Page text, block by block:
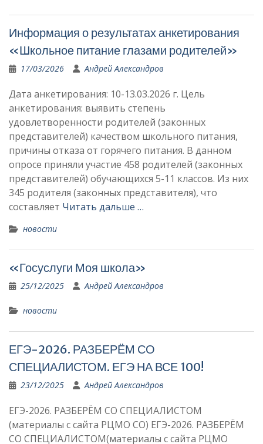
Информация о результатах анкетирования
«Школьное питание глазами родителей»
17/03/2026 Андрей Александров
Дата анкетирования: 10-13.03.2026 г. Цель
анкетирования: выявить степень
удовлетворенности родителей (законных
представителей) качеством школьного питания,
причины отказа от горячего питания. В данном
опросе приняли участие 458 родителей (законных
представителей) обучающихся 5-11 классов. Из них
345 родителя (законных представителя), что
составляет Читать дальше …
новости
«Госуслуги Моя школа»
25/12/2025 Андрей Александров
новости
ЕГЭ-2026. РАЗБЕРЁМ СО
СПЕЦИАЛИСТОМ. ЕГЭ НА ВСЕ 100!
23/12/2025 Андрей Александров
ЕГЭ-2026. РАЗБЕРЁМ СО СПЕЦИАЛИСТОМ
(материалы с сайта РЦМО СО) ЕГЭ-2026. РАЗБЕРЁМ
СО СПЕЦИАЛИСТОМ(материалы с сайта РЦМО